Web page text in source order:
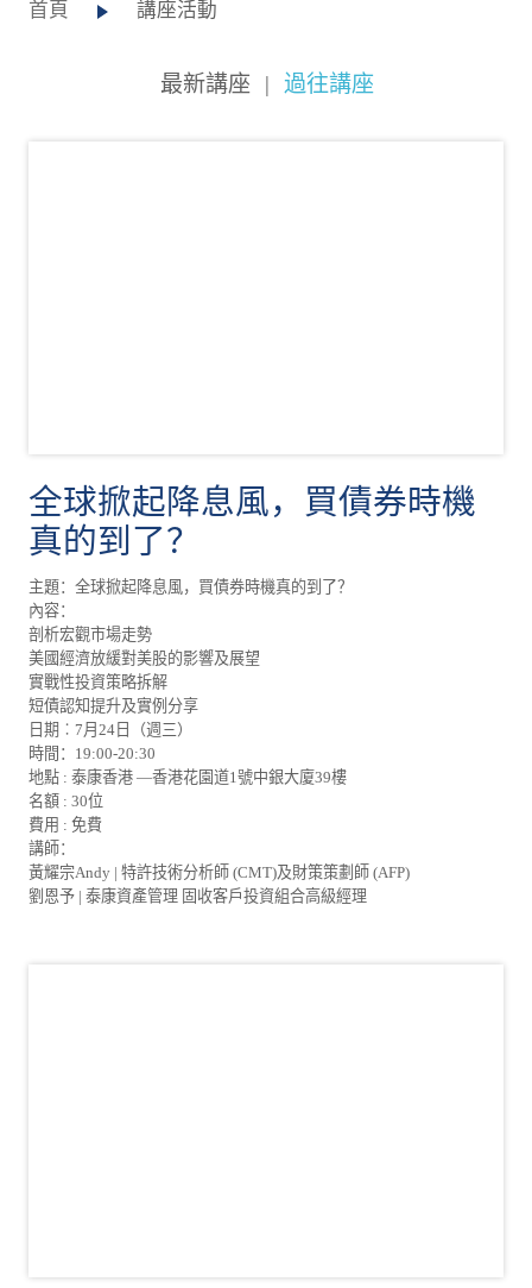
首頁 講座活動
最新講座 | 過往講座
全球掀起降息風，買債券時機
真的到了？
主題：全球掀起降息風，買債券時機真的到了？
內容：
剖析宏觀市場走勢
美國經濟放緩對美股的影響及展望
實戰性投資策略拆解
短債認知提升及實例分享
日期︰7月24日（週三）
時間：19:00-20:30
地點 : 泰康香港 —香港花園道1號中銀大廈39樓
名額 : 30位
費用 : 免費
講師：
黃耀宗Andy | 特許技術分析師 (CMT)及財策策劃師 (AFP)
劉恩予 | 泰康資產管理 固收客戶投資組合高級經理